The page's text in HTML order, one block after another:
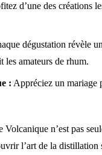
d’une des créations
dégustation révèle
les amateurs de rhum.
: Appréciez un mariage
n’est pas
l’art de la distillation